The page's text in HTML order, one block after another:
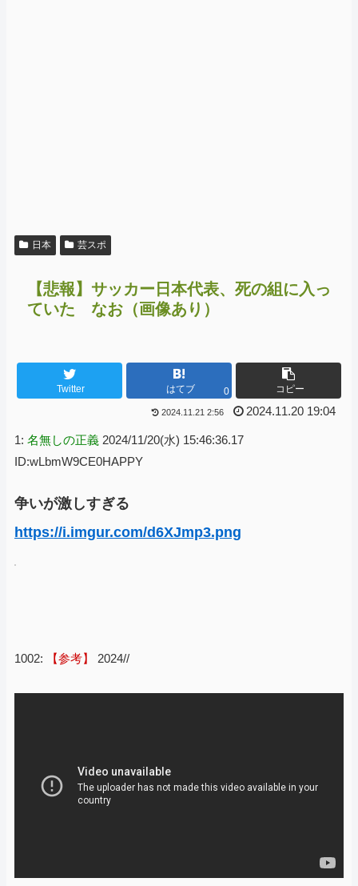
日本 芸スポ
【悲報】サッカー日本代表、死の組に入っ
ていた なお（画像あり）
Twitter はてブ 0 コピー
2024.11.21 2:56 2024.11.20 19:04
1: 名無しの正義 2024/11/20(水) 15:46:36.17
ID:wLbmW9CE0HAPPY
争いが激しすぎる
https://i.imgur.com/d6XJmp3.png
1002: 【参考】 2024//